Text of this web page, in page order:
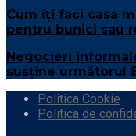
Cum îți faci casa
pentru bunici sau
Negocieri
susține următorul
Politica Cookie
Politica de